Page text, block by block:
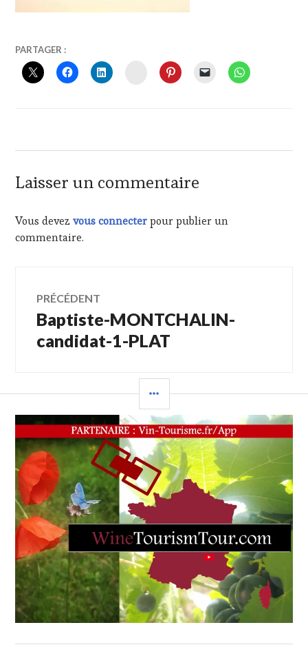
15
OCTOBRE
2024
VINTOURISME
PARTAGER :
INSTAGRAM
Laisser un commentaire
Vous devezvous connecterpour publier un
commentaire.
Navigation
de
PRÉCÉDENT
Article
précédent :
Baptiste-MONTCHALIN-
candidat-1-PLAT
LATÉRALE